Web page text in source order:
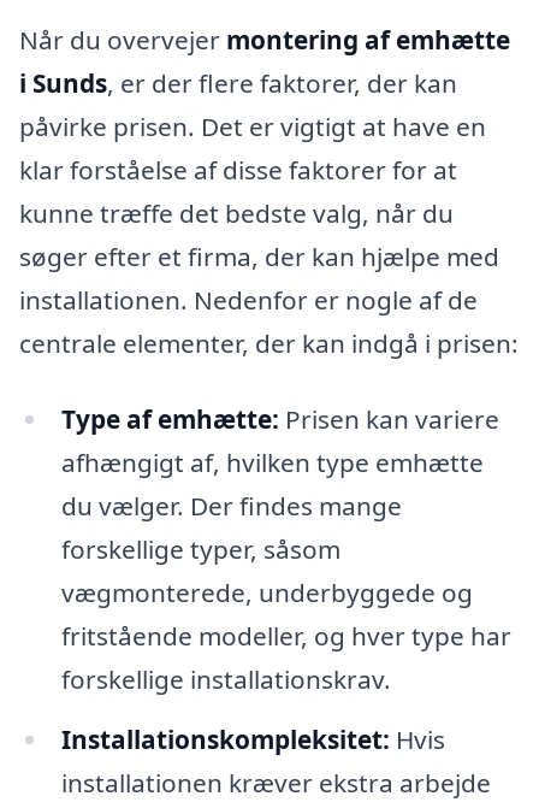
Når du overvejer montering af emhætte
i Sunds, er der flere faktorer, der kan
påvirke prisen. Det er vigtigt at have en
klar forståelse af disse faktorer for at
kunne træffe det bedste valg, når du
søger efter et firma, der kan hjælpe med
installationen. Nedenfor er nogle af de
centrale elementer, der kan indgå i prisen:
Type af emhætte: Prisen kan variere
afhængigt af, hvilken type emhætte
du vælger. Der findes mange
forskellige typer, såsom
vægmonterede, underbyggede og
fritstående modeller, og hver type har
forskellige installationskrav.
Installationskompleksitet: Hvis
installationen kræver ekstra arbejde